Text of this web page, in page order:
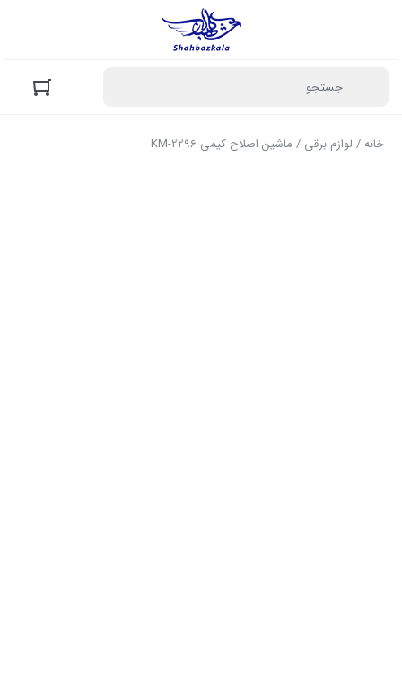
خانه/ لوازم برقی / ماشین اصلاح کیمی KM-2296